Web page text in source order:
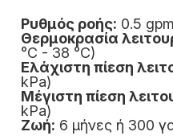
Ρυθμός ροής: 0.5
Θερμοκρασία
°C - 38 °C)
Ελάχιστη πίεση
kPa)
Μέγιστη πίεση
kPa)
Ζωή: 6 μήνες ή 300